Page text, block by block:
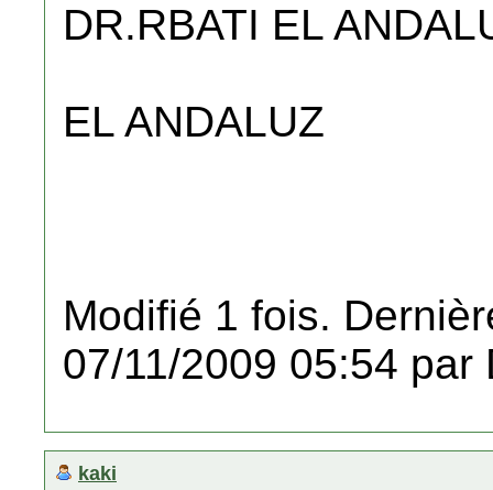
DR.RBATI EL
EL ANDALUZ
Modifié 1 fois.
07/11/2009 05:54 par
kaki